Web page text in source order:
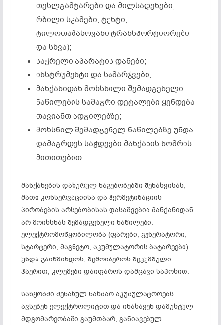
თესლგამტარები და მილსადენები,
რბილი სკამები, ტენტი,
ტილოთამასოვანი ტრანსპორტიორები
და სხვა);
საჭრელი აპარატის დანები;
ინსტრუმენტი და სამარჯვები;
მანქანიდან მოხსნილი შემადგენელი
ნაწილების სამაგრი დეტალები ყენდება
თავიანთ ადგილებზე;
მოხსნილ შემადგენელ ნაწილებზე უნდა
დამაგრდეს საჭდეები მანქანის ნომრის
მითითებით.
მანქანების დახურულ ნაგებობებში შენახვისას,
მათი კონსერვაციისა და ჰერმეტიზაციის
პირობების არსებობისას დასაშვებია მანქანიდან
არ მოიხსნას შემადგენელი ნაწილები.
ელექტრომოწყობილობა (ფარები, გენერატორი,
სტარტერი, მაგნეტო, აკუმულატორის ბატარეები)
უნდა გაიწმინდოს, შემოიბეროს შეკუმშული
ჰაერით, კლემები დაიფაროს დამცავი საპოხით.
საწყობში შენახულ ნახმარ აკუმულატორებს
ავსებენ ელექტროლიტით და ინახავენ დამუხტულ
მდგომარეობაში გაუმთბარ, განიავებულ